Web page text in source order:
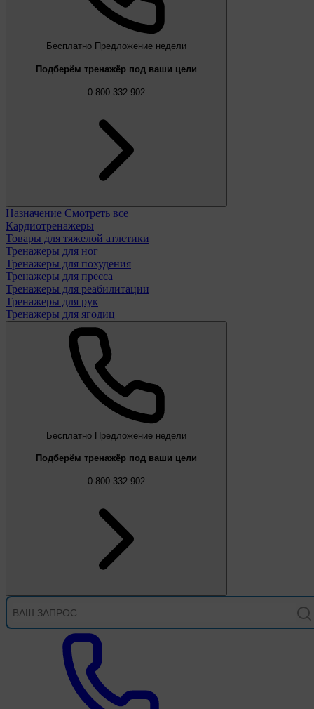
Бесплатно Предложение недели
Подберём тренажёр под ваши цели
0 800 332 902
Назначение Смотреть все
Кардиотренажеры
Товары для тяжелой атлетики
Тренажеры для ног
Тренажеры для похудения
Тренажеры для пресса
Тренажеры для реабилитации
Тренажеры для рук
Тренажеры для ягодиц
Бесплатно Предложение недели
Подберём тренажёр под ваши цели
0 800 332 902